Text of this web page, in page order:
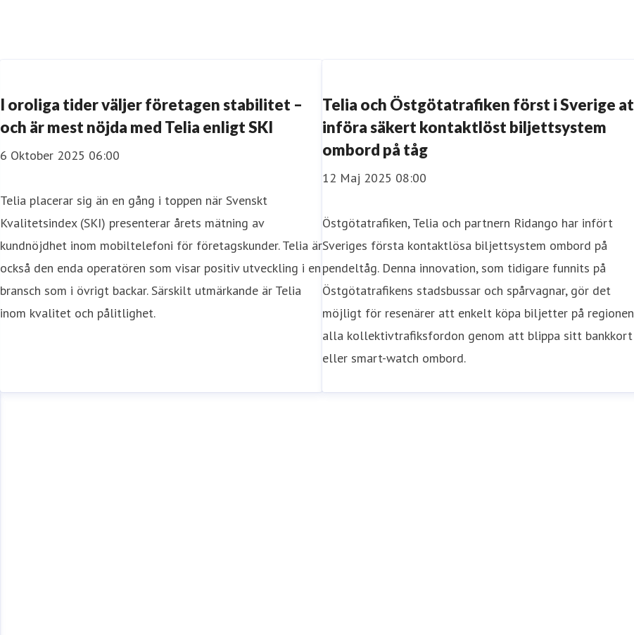
I oroliga tider väljer företagen stabilitet –
och är mest nöjda med Telia enligt SKI
6 Oktober 2025 06:00
Telia placerar sig än en gång i toppen när Svenskt
Kvalitetsindex (SKI) presenterar årets mätning av
kundnöjdhet inom mobiltelefoni för företagskunder. Telia är
också den enda operatören som visar positiv utveckling i en
bransch som i övrigt backar. Särskilt utmärkande är Telia
inom kvalitet och pålitlighet.
Telia och Östgötatrafiken först i Sverige
införa säkert kontaktlöst biljettsystem
ombord på tåg
12 Maj 2025 08:00
Östgötatrafiken, Telia och partnern Ridango har infört
Sveriges första kontaktlösa biljettsystem ombord på
pendeltåg. Denna innovation, som tidigare funnits på
Östgötatrafikens stadsbussar och spårvagnar, gör det
möjligt för resenärer att enkelt köpa biljetter på
alla kollektivtrafiksfordon genom att blippa sitt bankkort
eller smart-watch ombord.